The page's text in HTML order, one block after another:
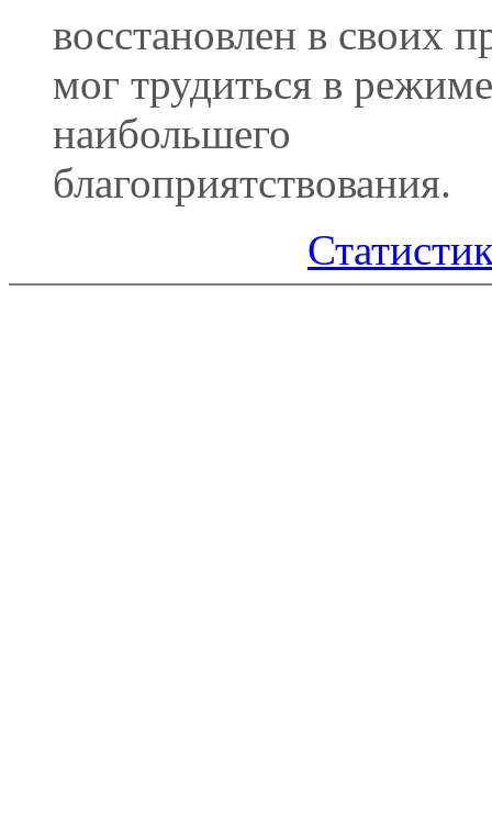
восстановлен в своих
мог трудиться в режиме
наибольшего
благоприятствования.